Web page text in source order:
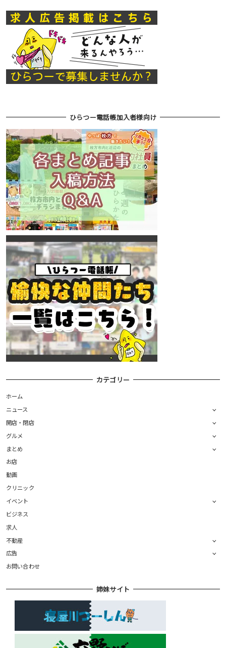
ひらつー電話帳加入者様向け
カテゴリー
ホーム
ニュース
開店・閉店
グルメ
まとめ
お店
動画
クリニック
イベント
ビジネス
求人
不動産
広告
お問い合わせ
姉妹サイト